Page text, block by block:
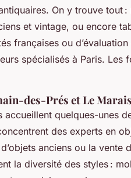
On y trouve tout
et vintage, ou encore
françaises ou
spécialisés à Paris. Les
des-Prés et Le
accueillent quelques-unes
des experts en
anciens ou la vente
la diversité des styles :